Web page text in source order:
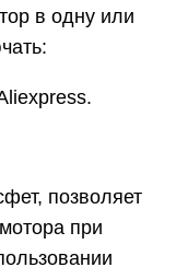
Aliexpress.